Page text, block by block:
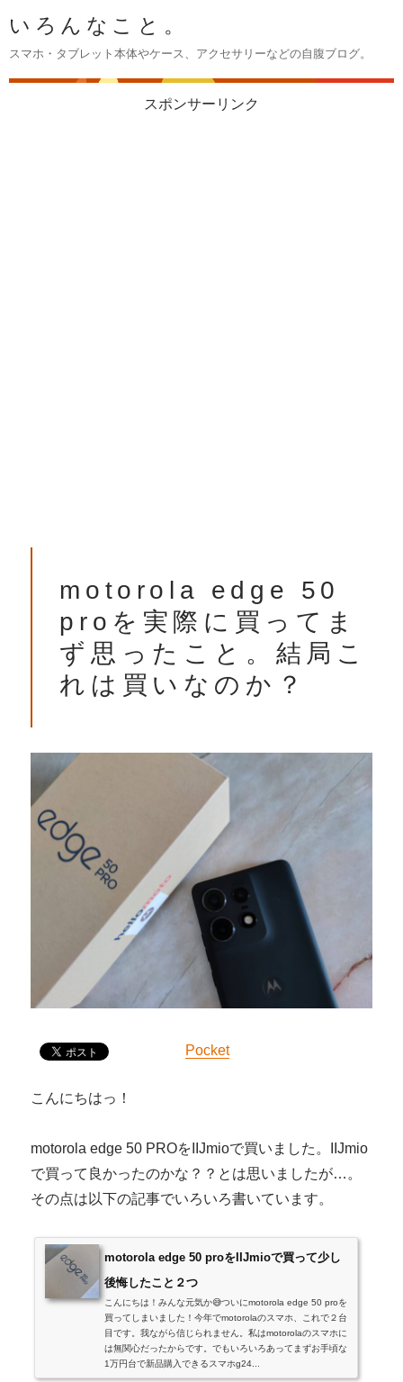
いろんなこと。
スマホ・タブレット本体やケース、アクセサリーなどの自腹ブログ。
スポンサーリンク
motorola edge 50
proを実際に買ってま
ず思ったこと。結局こ
れは買いなのか？
Pocket
こんにちはっ！
motorola edge 50 PROをIIJmioで買いました。IIJmio
で買って良かったのかな？？とは思いましたが…。
その点は以下の記事でいろいろ書いています。
motorola edge 50 proをIIJmioで買って少し
後悔したこと２つ
こんにちは！みんな元気か😅ついにmotorola edge 50 proを
買ってしまいました！今年でmotorolaのスマホ、これで２台
目です。我ながら信じられません。私はmotorolaのスマホに
は無関心だったからです。でもいろいろあってまずお手頃な
1万円台で新品購入できるスマホg24...